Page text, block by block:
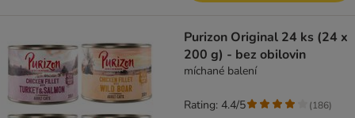
Purizon Original 24 ks (24 x
200 g) - bez obilovin
míchané balení
Rating: 4.4/5 (186)